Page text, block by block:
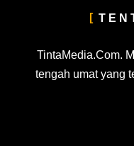
TintaMedia.Com.
tengah umat yang